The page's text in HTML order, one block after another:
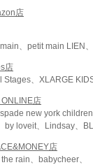
店
、petit main LIEN
店
Stages、XLARGE
ONLINE店
new york
by loveit、Lindsay、
店
rain、babycheer、